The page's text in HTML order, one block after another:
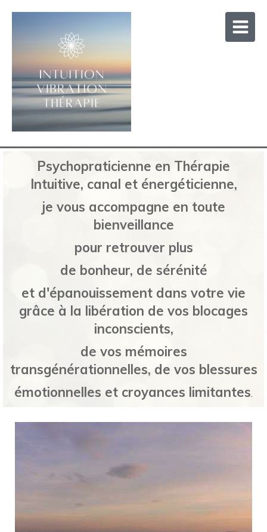
Psychopraticienne en Thérapie
Intuitive, canal et énergéticienne,
je vous accompagne en toute
bienveillance
pour retrouver plus
de bonheur, de sérénité
et d'épanouissement dans votre vie
grâce à la libération de vos blocages
inconscients,
de vos mémoires
transgénérationnelles, de vos blessures
émotionnelles et croyances limitantes.